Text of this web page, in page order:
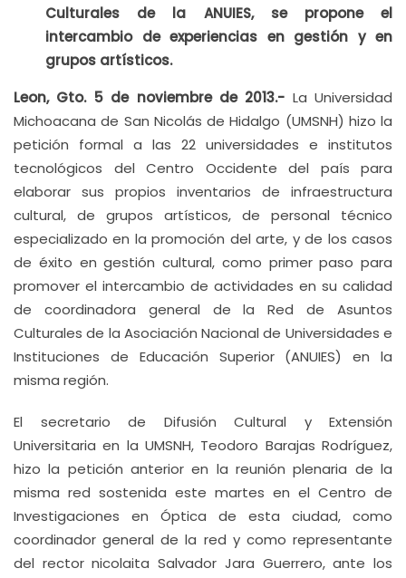
Culturales de la ANUIES, se propone el
intercambio de experiencias en gestión y en
grupos artísticos.
Leon, Gto. 5 de noviembre de 2013.- La Universidad
Michoacana de San Nicolás de Hidalgo (UMSNH) hizo la
petición formal a las 22 universidades e institutos
tecnológicos del Centro Occidente del país para
elaborar sus propios inventarios de infraestructura
cultural, de grupos artísticos, de personal técnico
especializado en la promoción del arte, y de los casos
de éxito en gestión cultural, como primer paso para
promover el intercambio de actividades en su calidad
de coordinadora general de la Red de Asuntos
Culturales de la Asociación Nacional de Universidades e
Instituciones de Educación Superior (ANUIES) en la
misma región.
El secretario de Difusión Cultural y Extensión
Universitaria en la UMSNH, Teodoro Barajas Rodríguez,
hizo la petición anterior en la reunión plenaria de la
misma red sostenida este martes en el Centro de
Investigaciones en Óptica de esta ciudad, como
coordinador general de la red y como representante
del rector nicolaita Salvador Jara Guerrero, ante los